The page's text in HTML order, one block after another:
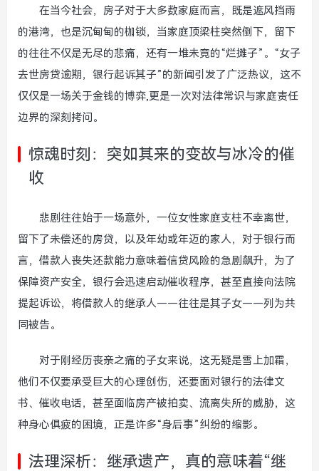
在当今社会，房子对于大多数家庭而言，既是遮风挡雨
的港湾，也是沉甸甸的枷锁，当家庭顶梁柱突然倒下，留下
的往往不仅是无尽的悲痛，还有一堆未竟的“烂摊子”。“女子
去世房贷逾期，银行起诉其子”的新闻引发了广泛热议，这不
仅仅是一场关于金钱的博弈,更是一次对法律常识与家庭责任
边界的深刻拷问。
惊魂时刻：突如其来的变故与冰冷的催
收
悲剧往往始于一场意外，一位女性家庭支柱不幸离世，
留下了未偿还的房贷，以及年幼或年迈的家人，对于银行而
言，借款人丧失还款能力意味着信贷风险的急剧飙升，为了
保障资产安全，银行会迅速启动催收程序，甚至直接向法院
提起诉讼，将借款人的继承人——往往是其子女——列为共
同被告。
对于刚经历丧亲之痛的子女来说，这无疑是雪上加霜，
他们不仅要承受巨大的心理创伤，还要面对银行的法律文
书、催收电话，甚至面临房产被拍卖、流离失所的威胁，这
种身心俱疲的困境，正是许多“身后事”纠纷的缩影。
法理深析：继承遗产，真的意味着“继